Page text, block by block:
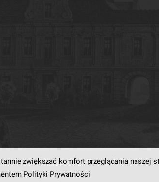
działa dzięki oprogramowaniu
zwiększać komfort przeglądania naszej
Polityki Prywatności